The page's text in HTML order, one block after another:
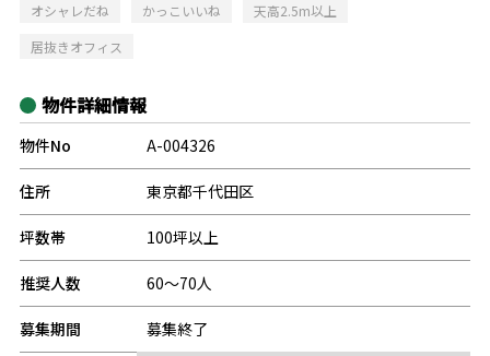
オシャレだね
かっこいいね
天高2.5m以上
居抜きオフィス
物件詳細情報
物件No A-004326
住所 東京都千代田区
坪数帯 100坪以上
推奨人数 60～70人
募集期間 募集終了